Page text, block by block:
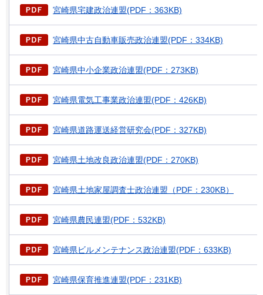
宮崎県宅建政治連盟(PDF：363KB)
宮崎県中古自動車販売政治連盟(PDF：334KB)
宮崎県中小企業政治連盟(PDF：273KB)
宮崎県電気工事業政治連盟(PDF：426KB)
宮崎県道路運送経営研究会(PDF：327KB)
宮崎県土地改良政治連盟(PDF：270KB)
宮崎県土地家屋調査士政治連盟（PDF：230KB）
宮崎県農民連盟(PDF：532KB)
宮崎県ビルメンテナンス政治連盟(PDF：633KB)
宮崎県保育推進連盟(PDF：231KB)